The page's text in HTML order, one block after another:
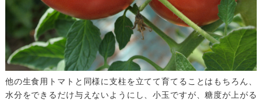
他の生食用トマトと同様に支柱を立てて育てることはもちろん、
水分をできるだけ与えないようにし、小玉ですが、糖度が上がる